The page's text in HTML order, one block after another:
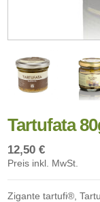
Tartufata
12,50 €
Preis inkl. MwSt.
Zigante tartufi®,